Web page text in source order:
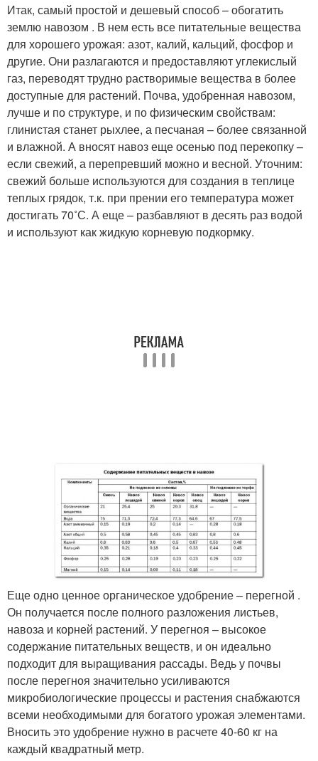
Итак, самый простой и дешевый способ – обогатить
землю навозом . В нем есть все питательные вещества
для хорошего урожая: азот, калий, кальций, фосфор и
другие. Они разлагаются и предоставляют углекислый
газ, переводят трудно растворимые вещества в более
доступные для растений. Почва, удобренная навозом,
лучше и по структуре, и по физическим свойствам:
глинистая станет рыхлее, а песчаная – более связанной
и влажной. А вносят навоз еще осенью под перекопку –
если свежий, а перепревший можно и весной. Уточним:
свежий больше используются для создания в теплице
теплых грядок, т.к. при прении его температура может
достигать 70˚С. А еще – разбавляют в десять раз водой
и используют как жидкую корневую подкормку.
Еще одно ценное органическое удобрение – перегной .
Он получается после полного разложения листьев,
навоза и корней растений. У перегноя – высокое
содержание питательных веществ, и он идеально
подходит для выращивания рассады. Ведь у почвы
после перегноя значительно усиливаются
микробиологические процессы и растения снабжаются
всеми необходимыми для богатого урожая элементами.
Вносить это удобрение нужно в расчете 40-60 кг на
каждый квадратный метр.